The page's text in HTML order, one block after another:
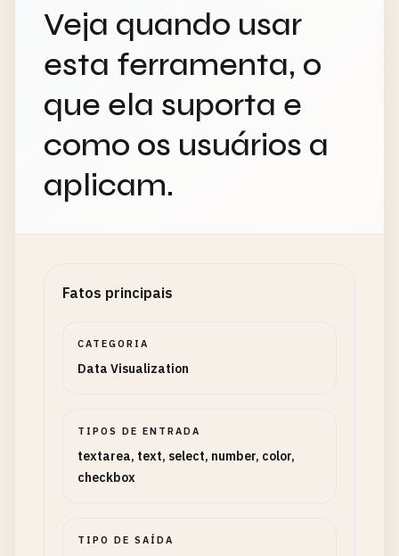
Veja quando usar
esta ferramenta, o
que ela suporta e
como os usuários a
aplicam.
Fatos principais
CATEGORIA
Data Visualization
TIPOS DE ENTRADA
textarea, text, select, number, color,
checkbox
TIPO DE SAÍDA